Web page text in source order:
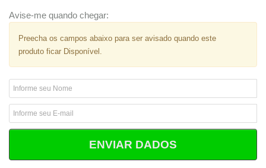
Avise-me quando chegar:
Preecha os campos abaixo para ser avisado quando este
produto ficar Disponível.
ENVIAR DADOS